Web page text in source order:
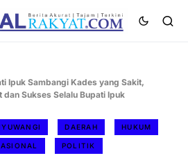
Ipuk Sambangi Kades yang Sakit,
dan Sukses Selalu Bupati Ipuk
DAERAH HUKUM
POLITIK